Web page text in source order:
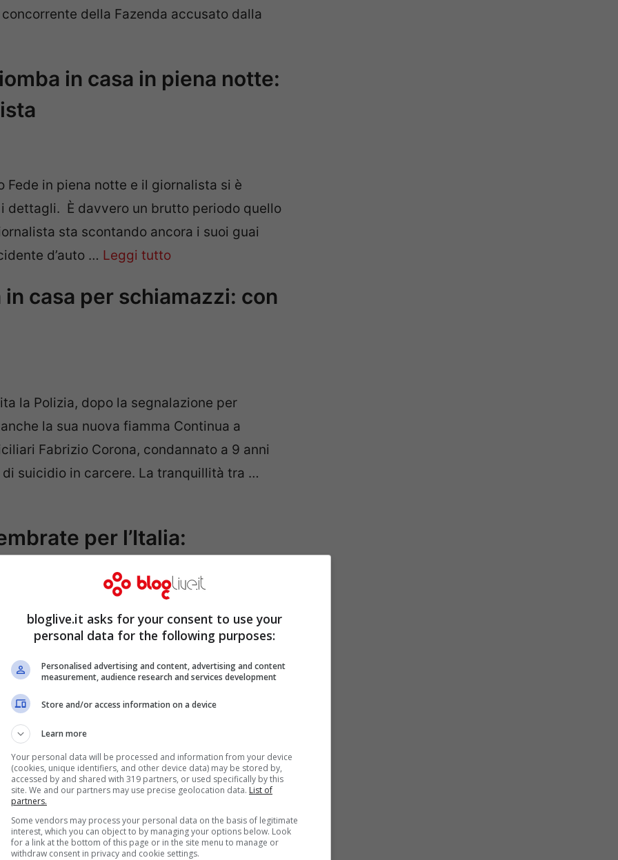
della Fazenda accusato dalla
in casa in piena notte:
in piena notte e il giornalista si è
dettagli. È davvero un brutto periodo quello
sta scontando ancora i suoi guai
d’auto … Leggi tutto
casa per schiamazzi: con
la Polizia, dopo la segnalazione per
la sua nuova fiamma Continua a
Fabrizio Corona, condannato a 9 anni
suicidio in carcere. La tranquillità tra …
per l’Italia:
peggiore
di mille persone si sono assembrata
è intervenuta la Polizia Per guardare la
si sono recate in uno dei luoghi più noti
Sembra che fossero più di mille le persone
nulla! La Regina
della notte
bloglive.it asks for your consent to use your
personal data for the following purposes:
Personalised advertising and content, advertising and content
measurement, audience research and services development
Store and/or access information on a device
Learn more
Your personal data will be processed and information from your device
(cookies, unique identifiers, and other device data) may be stored by,
accessed by and shared with 319 partners, or used specifically by this
site. We and our partners may use precise geolocation data. List of
partners.
Some vendors may process your personal data on the basis of legitimate
interest, which you can object to by managing your options below. Look
for a link at the bottom of this page or in the site menu to manage or
withdraw consent in privacy and cookie settings.